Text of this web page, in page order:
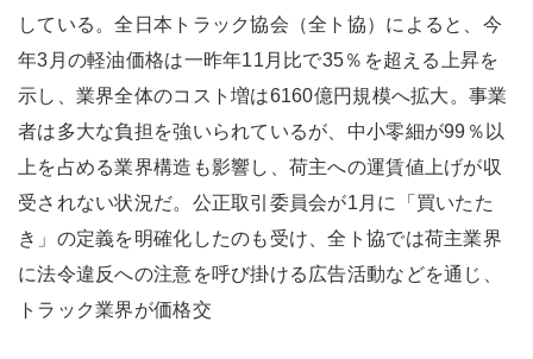
している。全日本トラック協会（全ト協）によると、今
年3月の軽油価格は一昨年11月比で35％を超える上昇を
示し、業界全体のコスト増は6160億円規模へ拡大。事業
者は多大な負担を強いられているが、中小零細が99％以
上を占める業界構造も影響し、荷主への運賃値上げが収
受されない状況だ。公正取引委員会が1月に「買いたた
き」の定義を明確化したのも受け、全ト協では荷主業界
に法令違反への注意を呼び掛ける広告活動などを通じ、
トラック業界が価格交